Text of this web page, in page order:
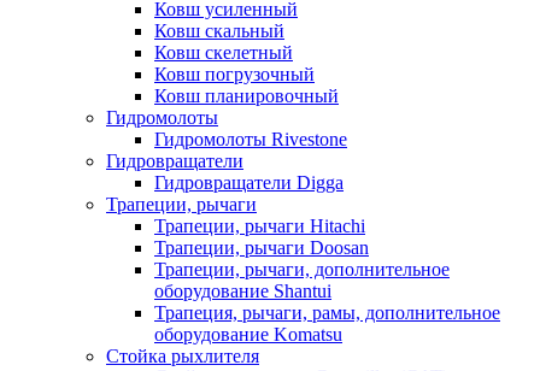
Ковш усиленный
Ковш скальный
Ковш скелетный
Ковш погрузочный
Ковш планировочный
Гидромолоты
Гидромолоты Rivestone
Гидровращатели
Гидровращатели Digga
Трапеции, рычаги
Трапеции, рычаги Hitachi
Трапеции, рычаги Doosan
Трапеции, рычаги, дополнительное
оборудование Shantui
Трапеция, рычаги, рамы, дополнительное
оборудование Komatsu
Стойка рыхлителя